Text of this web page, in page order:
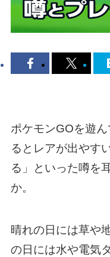
ポケモンGOを遊
るとレアが出やす
る」といった噂を
か。
晴れの日には草や
の日には水や電気